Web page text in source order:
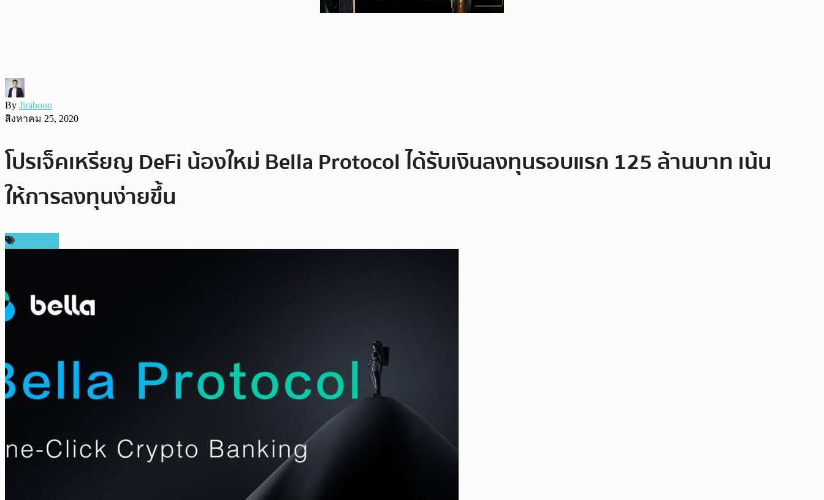
By Jiraboon
สิงหาคม 25, 2020
โปรเจ็คเหรียญ DeFi น้องใหม่ Bella Protocol ได้รับเงินลงทุนรอบแรก 125 ล้านบาท เน้น
ให้การลงทุนง่ายขึ้น